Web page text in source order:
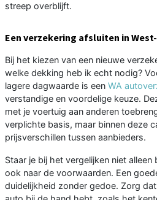
streep overblijft.
Een verzekering afsluiten in
Bij het kiezen van een nieuwe
welke dekking heb ik echt nodig?
lagere dagwaarde is een WA
verstandige en voordelige keuze.
met je voertuig aan anderen
verplichte basis, maar binnen deze
prijsverschillen tussen aanbieders.
Staar je bij het vergelijken niet
ook naar de voorwaarden. Een
duidelijkheid zonder gedoe. Zorg